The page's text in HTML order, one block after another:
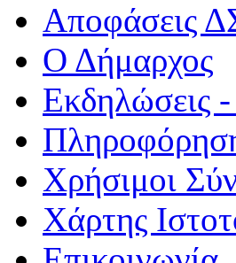
Αποφάσεις
Ο Δήμαρχος
Εκδηλώσεις
Χρήσιμοι
Χάρτης